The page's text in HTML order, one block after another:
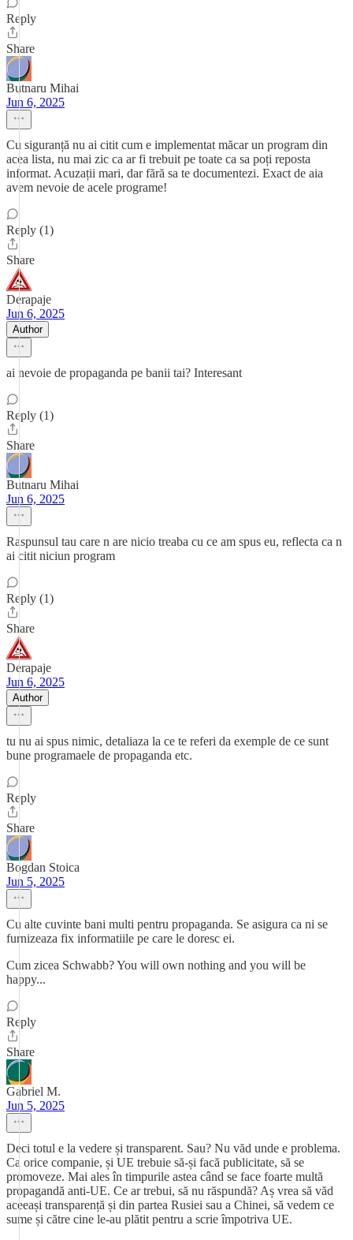
Reply
Share
Butnaru Mihai
Jun 6, 2025
Cu siguranță nu ai citit cum e implementat măcar un program din
acea lista, nu mai zic ca ar fi trebuit pe toate ca sa poți reposta
informat. Acuzații mari, dar fără sa te documentezi. Exact de aia
avem nevoie de acele programe!
Reply (1)
Share
Derapaje
Jun 6, 2025
Author
ai nevoie de propaganda pe banii tai? Interesant
Reply (1)
Share
Butnaru Mihai
Jun 6, 2025
Raspunsul tau care n are nicio treaba cu ce am spus eu, reflecta ca n
ai citit niciun program
Reply (1)
Share
Derapaje
Jun 6, 2025
Author
tu nu ai spus nimic, detaliaza la ce te referi da exemple de ce sunt
bune programaele de propaganda etc.
Reply
Share
Bogdan Stoica
Jun 5, 2025
Cu alte cuvinte bani multi pentru propaganda. Se asigura ca ni se
furnizeaza fix informatiile pe care le doresc ei.
Cum zicea Schwabb? You will own nothing and you will be
happy...
Reply
Share
Gabriel M.
Jun 5, 2025
Deci totul e la vedere și transparent. Sau? Nu văd unde e problema.
Ca orice companie, și UE trebuie să-și facă publicitate, să se
promoveze. Mai ales în timpurile astea când se face foarte multă
propagandă anti-UE. Ce ar trebui, să nu răspundă? Aș vrea să văd
aceeași transparență și din partea Rusiei sau a Chinei, să vedem ce
sume și către cine le-au plătit pentru a scrie împotriva UE.